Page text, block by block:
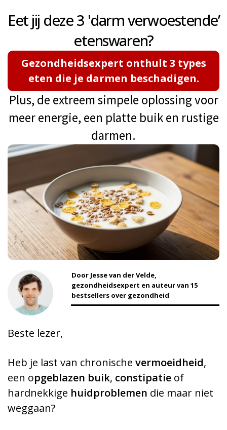
Eet jij deze 3 'darm verwoestende’
etenswaren?
Gezondheidsexpert onthult 3 types
eten die je darmen beschadigen.
Plus, de extreem simpele oplossing voor
meer energie, een platte buik en rustige
darmen.
Door Jesse van der Velde,
gezondheidsexpert en auteur van 15
bestsellers over gezondheid
Beste lezer,
Heb je last van chronische vermoeidheid,
een opgeblazen buik, constipatie of
hardnekkige huidproblemen die maar niet
weggaan?